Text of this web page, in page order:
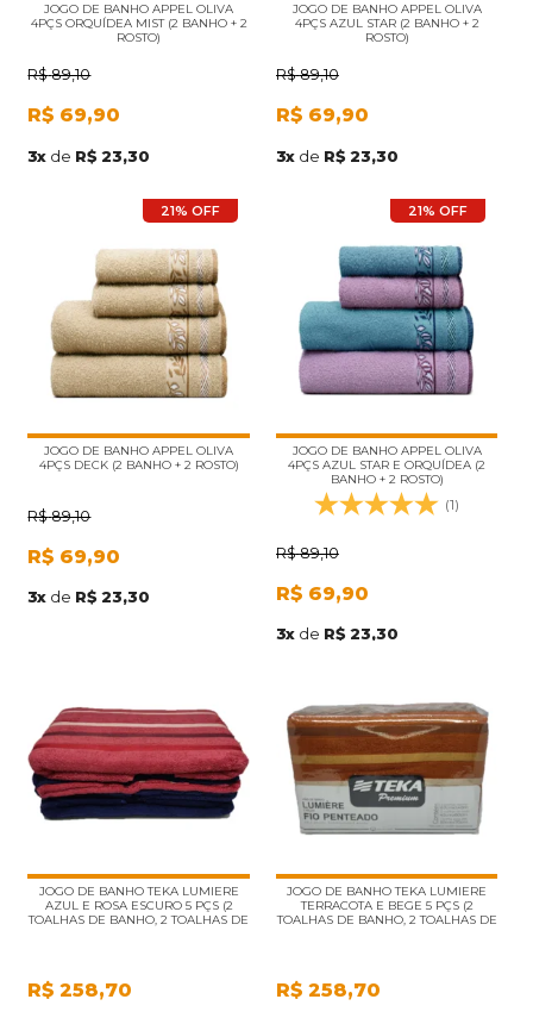
JOGO DE BANHO APPEL OLIVA
4PÇS ORQUÍDEA MIST (2 BANHO + 2
ROSTO)
R$ 89,10
R$ 69,90
3x de R$ 23,30
JOGO DE BANHO APPEL OLIVA
4PÇS AZUL STAR (2 BANHO + 2
ROSTO)
R$ 89,10
R$ 69,90
3x de R$ 23,30
21% OFF
JOGO DE BANHO APPEL OLIVA
4PÇS DECK (2 BANHO + 2 ROSTO)
R$ 89,10
R$ 69,90
3x de R$ 23,30
21% OFF
JOGO DE BANHO APPEL OLIVA
4PÇS AZUL STAR E ORQUÍDEA (2
BANHO + 2 ROSTO)
(1)
R$ 89,10
R$ 69,90
3x de R$ 23,30
JOGO DE BANHO TEKA LUMIERE
AZUL E ROSA ESCURO 5 PÇS (2
TOALHAS DE BANHO, 2 TOALHAS DE
R$ 258,70
JOGO DE BANHO TEKA LUMIERE
TERRACOTA E BEGE 5 PÇS (2
TOALHAS DE BANHO, 2 TOALHAS DE
R$ 258,70